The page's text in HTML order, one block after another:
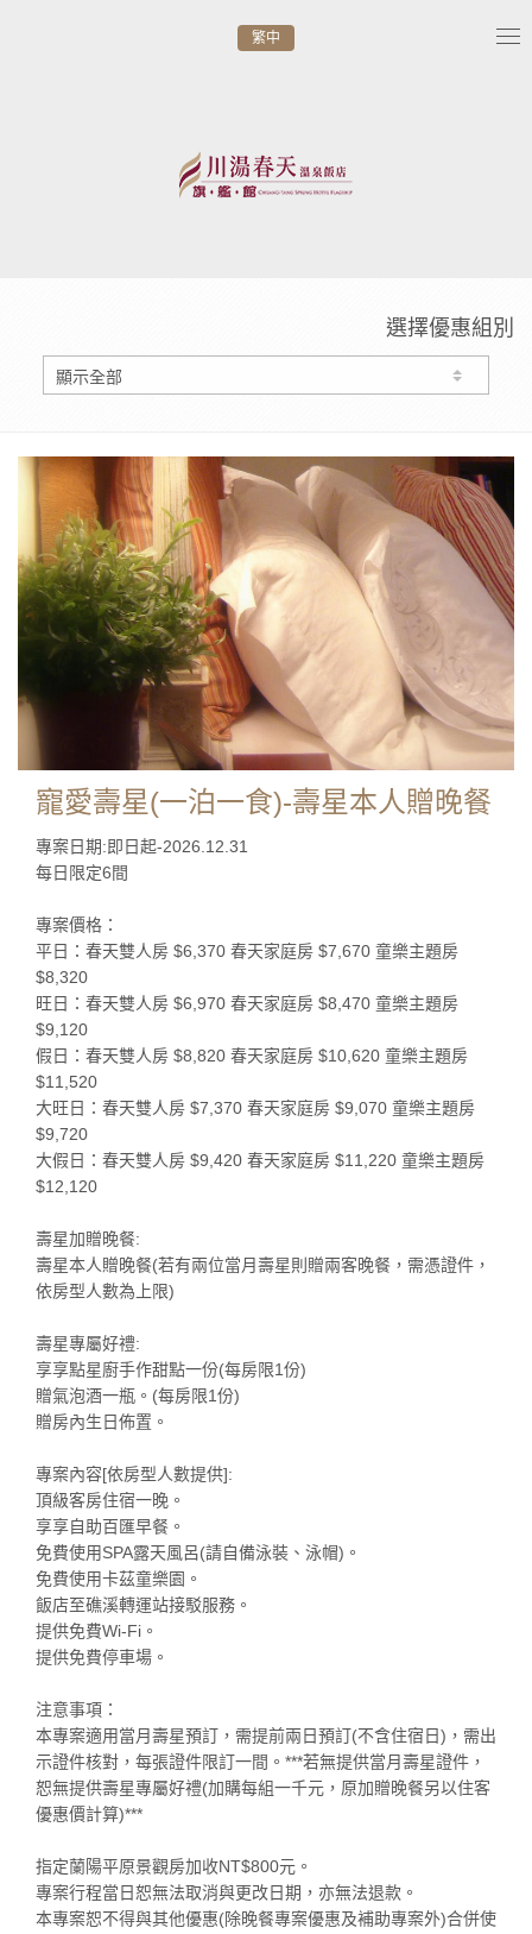
繁中
選擇優惠組別
寵愛壽星(一泊一食)-壽星本人贈晚餐
專案日期:即日起-2026.12.31
每日限定6間
專案價格：
平日：春天雙人房 $6,370 春天家庭房 $7,670 童樂主題房
$8,320
旺日：春天雙人房 $6,970 春天家庭房 $8,470 童樂主題房
$9,120
假日：春天雙人房 $8,820 春天家庭房 $10,620 童樂主題房
$11,520
大旺日：春天雙人房 $7,370 春天家庭房 $9,070 童樂主題房
$9,720
大假日：春天雙人房 $9,420 春天家庭房 $11,220 童樂主題房
$12,120
壽星加贈晚餐:
壽星本人贈晚餐(若有兩位當月壽星則贈兩客晚餐，需憑證件，
依房型人數為上限)
壽星專屬好禮:
享享點星廚手作甜點一份(每房限1份)
贈氣泡酒一瓶。(每房限1份)
贈房內生日佈置。
專案內容[依房型人數提供]:
頂級客房住宿一晚。
享享自助百匯早餐。
免費使用SPA露天風呂(請自備泳裝、泳帽)。
免費使用卡茲童樂園。
飯店至礁溪轉運站接駁服務。
提供免費Wi-Fi。
提供免費停車場。
注意事項：
本專案適用當月壽星預訂，需提前兩日預訂(不含住宿日)，需出
示證件核對，每張證件限訂一間。***若無提供當月壽星證件，
恕無提供壽星專屬好禮(加購每組一千元，原加贈晚餐另以住客
優惠價計算)***
指定蘭陽平原景觀房加收NT$800元。
專案行程當日恕無法取消與更改日期，亦無法退款。
本專案恕不得與其他優惠(除晚餐專案優惠及補助專案外)合併使